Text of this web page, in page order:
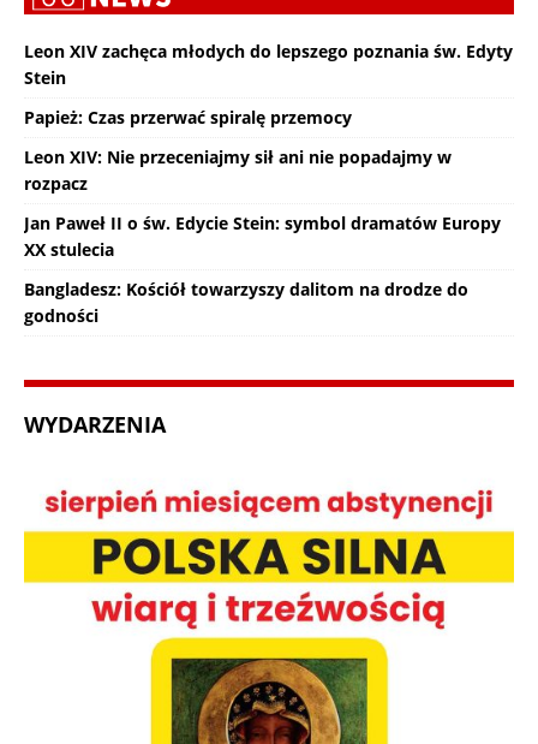
Leon XIV zachęca młodych do lepszego poznania św. Edyty
Stein
Papież: Czas przerwać spiralę przemocy
Leon XIV: Nie przeceniajmy sił ani nie popadajmy w
rozpacz
Jan Paweł II o św. Edycie Stein: symbol dramatów Europy
XX stulecia
Bangladesz: Kościół towarzyszy dalitom na drodze do
godności
WYDARZENIA